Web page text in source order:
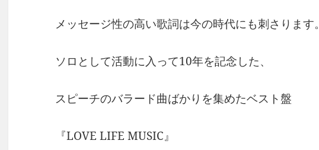
メッセージ性の高い歌詞は今の時代にも刺さります。
ソロとして活動に入って10年を記念した、
スピーチのバラード曲ばかりを集めたベスト盤
『LOVE LIFE MUSIC』